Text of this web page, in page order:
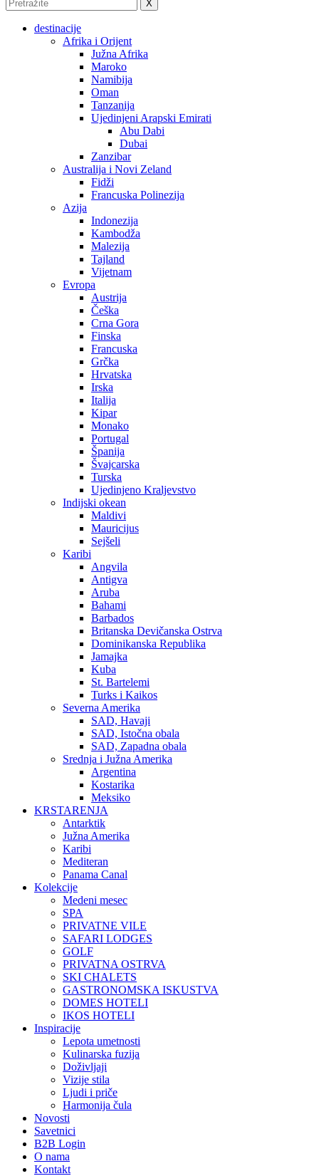
X
destinacije
Afrika i Orijent
Južna Afrika
Maroko
Namibija
Oman
Tanzanija
Ujedinjeni Arapski Emirati
Abu Dabi
Dubai
Zanzibar
Australija i Novi Zeland
Fidži
Francuska Polinezija
Azija
Indonezija
Kambodža
Malezija
Tajland
Vijetnam
Evropa
Austrija
Češka
Crna Gora
Finska
Francuska
Grčka
Hrvatska
Irska
Italija
Kipar
Monako
Portugal
Španija
Švajcarska
Turska
Ujedinjeno Kraljevstvo
Indijski okean
Maldivi
Mauricijus
Sejšeli
Karibi
Angvila
Antigva
Aruba
Bahami
Barbados
Britanska Devičanska Ostrva
Dominikanska Republika
Jamajka
Kuba
St. Bartelemi
Turks i Kaikos
Severna Amerika
SAD, Havaji
SAD, Istočna obala
SAD, Zapadna obala
Srednja i Južna Amerika
Argentina
Kostarika
Meksiko
KRSTARENJA
Antarktik
Južna Amerika
Karibi
Mediteran
Panama Canal
Kolekcije
Medeni mesec
SPA
PRIVATNE VILE
SAFARI LODGES
GOLF
PRIVATNA OSTRVA
SKI CHALETS
GASTRONOMSKA ISKUSTVA
DOMES HOTELI
IKOS HOTELI
Inspiracije
Lepota umetnosti
Kulinarska fuzija
Doživljaji
Vizije stila
Ljudi i priče
Harmonija čula
Novosti
Savetnici
B2B Login
O nama
Kontakt